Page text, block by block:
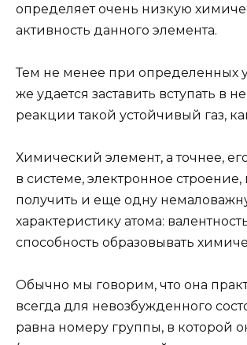
определяет очень низкую
активность данного элемента.
Тем не менее при определенных
же удается заставить вступать в
реакции такой устойчивый газ,
Химический элемент, а точнее,
в системе, электронное строение,
получить и еще одну
характеристику атома:
способность образовывать
Обычно мы говорим, что она
всегда для невозбужденного
равна номеру группы, в которой